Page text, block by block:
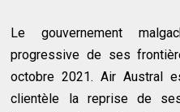
Le gouvernement
progressive de ses
octobre 2021. Air Austral
clientèle la reprise de